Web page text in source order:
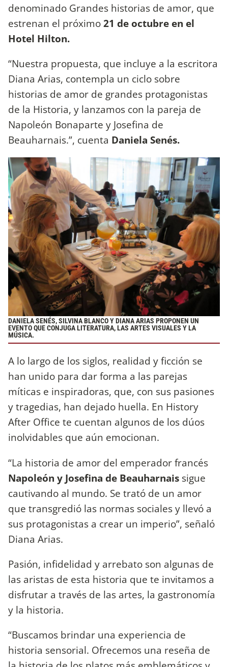
denominado Grandes historias de amor, que
estrenan el próximo21 de octubre en el
Hotel Hilton.
“Nuestra propuesta, que incluye a la escritora
Diana Arias, contempla un ciclo sobre
historias de amor de grandes protagonistas
de la Historia, y lanzamos con la pareja de
Napoleón Bonaparte y Josefina de
Beauharnais.”, cuenta Daniela Senés.
DANIELA SENÉS, SILVINA BLANCO Y DIANA ARIAS PROPONEN UN
EVENTO QUE CONJUGA LITERATURA, LAS ARTES VISUALES Y LA
MÚSICA.
A lo largo de los siglos, realidad y ficción se
han unido para dar forma a las parejas
míticas e inspiradoras, que, con sus pasiones
y tragedias, han dejado huella. En History
After Office te cuentan algunos de los dúos
inolvidables que aún emocionan.
“La historia de amor del emperador francés
Napoleón y Josefina de Beauharnais sigue
cautivando al mundo. Se trató de un amor
que transgredió las normas sociales y llevó a
sus protagonistas a crear un imperio”, señaló
Diana Arias.
Pasión, infidelidad y arrebato son algunas de
las aristas de esta historia que te invitamos a
disfrutar a través de las artes, la gastronomía
y la historia.
“Buscamos brindar una experiencia de
historia sensorial. Ofrecemos una reseña de